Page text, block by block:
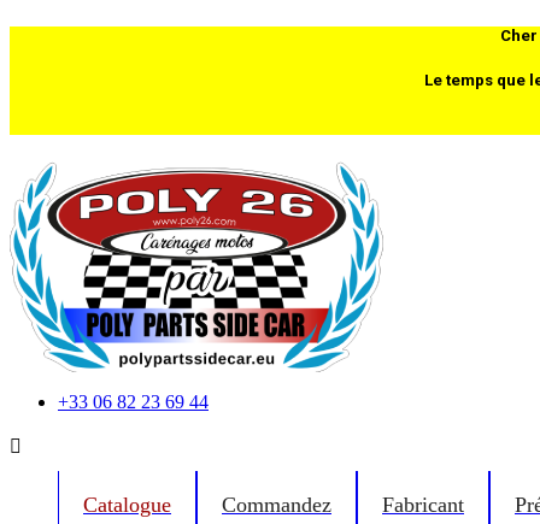
Le temps que
+33 06 82 23 69 44

Catalogue Commandez Fabricant